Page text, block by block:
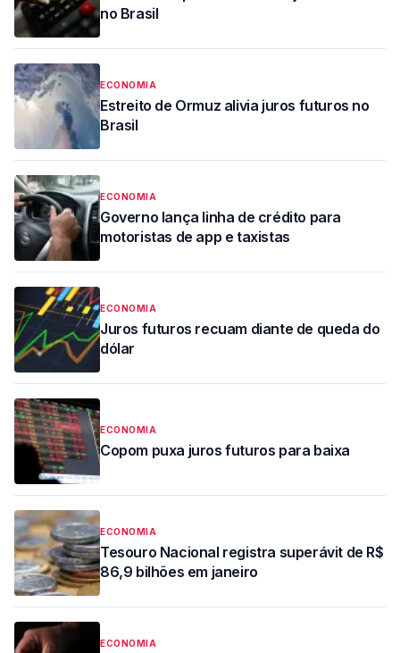
no Brasil
ECONOMIA
Estreito de Ormuz alivia juros futuros no
Brasil
ECONOMIA
Governo lança linha de crédito para
motoristas de app e taxistas
ECONOMIA
Juros futuros recuam diante de queda do
dólar
ECONOMIA
Copom puxa juros futuros para baixa
ECONOMIA
Tesouro Nacional registra superávit de R$
86,9 bilhões em janeiro
ECONOMIA